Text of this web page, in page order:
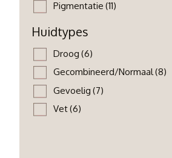
Pigmentatie (11)
Huidtypes
Droog (6)
Gecombineerd/Normaal(8)
Gevoelig (7)
Vet(6)